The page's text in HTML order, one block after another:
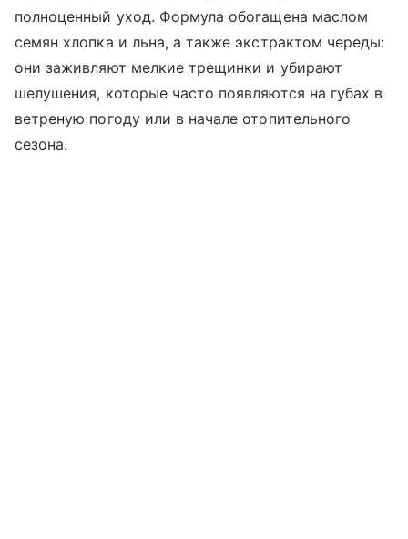
полноценный уход. Формула обогащена маслом
семян хлопка и льна, а также экстрактом череды:
они заживляют мелкие трещинки и убирают
шелушения, которые часто появляются на губах в
ветреную погоду или в начале отопительного
сезона.